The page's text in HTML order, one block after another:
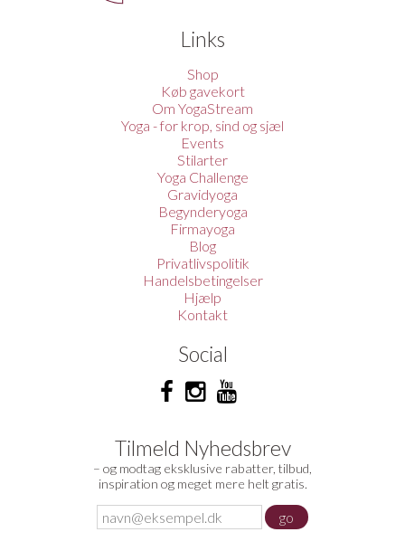
Links
Shop
Køb gavekort
Om YogaStream
Yoga - for krop, sind og sjæl
Events
Stilarter
Yoga Challenge
Gravidyoga
Begynderyoga
Firmayoga
Blog
Privatlivspolitik
Handelsbetingelser
Hjælp
Kontakt
Social
Tilmeld Nyhedsbrev
– og modtag eksklusive rabatter, tilbud,
inspiration og meget mere helt gratis.